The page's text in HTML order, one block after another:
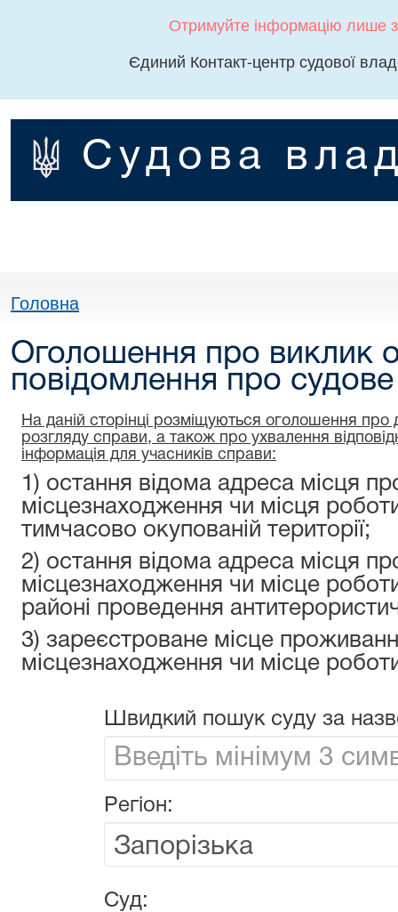
Отримуйте інформацію лише
Єдиний Контакт-центр судової
Судова
Головна
Оголошення про виклик
повідомлення про
На даній сторінці розміщуються оголошення про
розгляду справи, а також про ухвалення
інформація для учасників справи:
1) остання відома адреса місця
місцезнаходження чи місця
тимчасово окупованій території;
2) остання відома адреса місця
місцезнаходження чи місце
районі проведення
3) зареєстроване місце
місцезнаходження чи місце
Швидкий пошук суду за
Регіон:
Суд: